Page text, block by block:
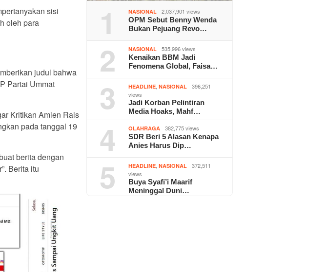
sisi
oleh para
judul bahwa
Partai Ummat
Kritikan Amien Rais
pada tanggal 19
berita dengan
Berita itu
1 NASIONAL 2,037,901 views
OPM Sebut Benny Wenda
Bukan Pejuang Revo…
2 NASIONAL 535,996 views
Kenaikan BBM Jadi
Fenomena Global, Faisa…
3 HEADLINE ,NASIONAL
396,251
views
Jadi Korban Pelintiran
Media Hoaks, Mahf…
4 OLAHRAGA 382,775 views
SDR Beri 5 Alasan Kenapa
Anies Harus Dip…
5 HEADLINE ,NASIONAL
372,511
views
Buya Syafi’i Maarif
Meninggal Duni…